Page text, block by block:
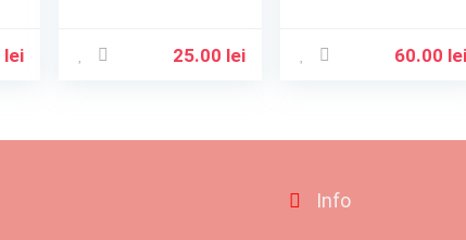
lei 25.00 lei 60.00 lei
Info